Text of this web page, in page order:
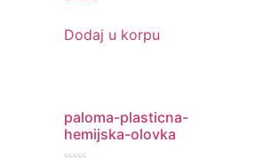
sa
od
5
Dodaj u korpu
paloma-plasticna-
hemijska-olovka